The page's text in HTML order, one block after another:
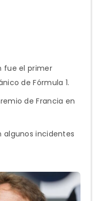
fue el primer
de Fórmula 1.
de Francia en
algunos incidentes